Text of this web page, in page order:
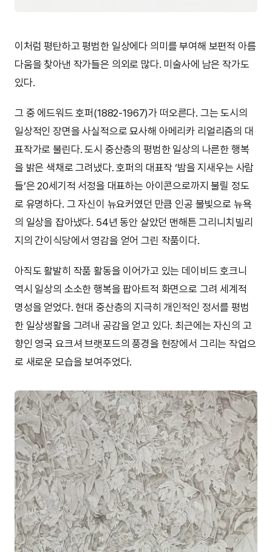
이처럼 평탄하고 평범한 일상에다 의미를 부여해 보편적 아름
다움을 찾아낸 작가들은 의외로 많다. 미술사에 남은 작가도
있다.
그 중 에드워드 호퍼(1882-1967)가 떠오른다. 그는 도시의
일상적인 장면을 사실적으로 묘사해 아메리카 리얼리즘의 대
표작가로 불린다. 도시 중산층의 평범한 일상의 나른한 행복
을 밝은 색채로 그려냈다. 호퍼의 대표작 ‘밤을 지새우는 사람
들’은 20세기적 서정을 대표하는 아이콘으로까지 불릴 정도
로 유명하다. 그 자신이 뉴요커였던 만큼 인공 불빛으로 뉴욕
의 일상을 잡아냈다. 54년 동안 살았던 맨해튼 그리니치빌리
지의 간이식당에서 영감을 얻어 그린 작품이다.
아직도 활발히 작품 활동을 이어가고 있는 데이비드 호크니
역시 일상의 소소한 행복을 팝아트적 화면으로 그려 세계적
명성을 얻었다. 현대 중산층의 지극히 개인적인 정서를 평범
한 일상생활을 그려내 공감을 얻고 있다. 최근에는 자신의 고
향인 영국 요크셔 브랫포드의 풍경을 현장에서 그리는 작업으
로 새로운 모습을 보여주었다.